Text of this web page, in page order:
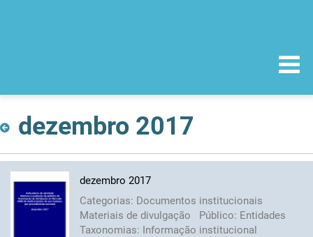
dezembro 2017
dezembro 2017
Categorias: Documentos institucionais
Materiais de divulgação
Público: Entidades
Taxonomias: Informação institucional